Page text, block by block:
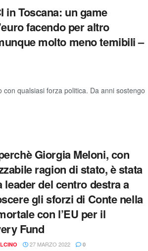
in Toscana: un game
facendo per altro
molto meno temibili –
qualsiasi forza politica. Da anni sostengo
Giorgia Meloni, con
ragion di stato, è stata
leader del centro destra a
gli sforzi di Conte nella
con l’EU per il
Fund
27 MARZO 2022 0